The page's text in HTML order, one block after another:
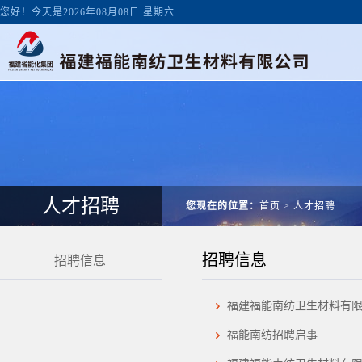
您好！今天是2026年08月08日 星期六
人才招聘 您现在的位置： 首页 > 人才招聘
招聘信息 招聘信息
福建福能南纺卫生材料有
福能南纺招聘启事